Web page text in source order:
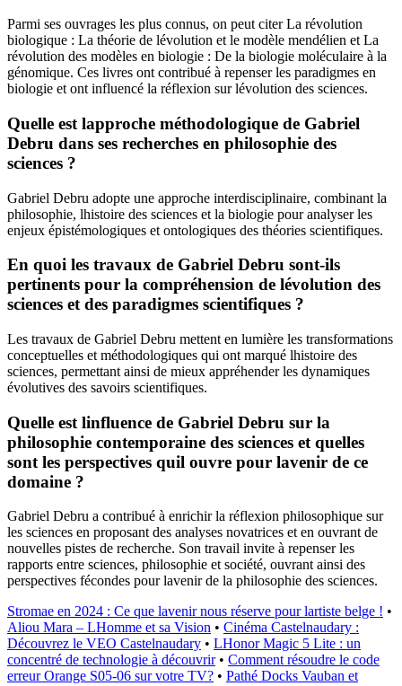
Parmi ses ouvrages les plus connus, on peut citer La révolution
biologique : La théorie de lévolution et le modèle mendélien et La
révolution des modèles en biologie : De la biologie moléculaire à la
génomique. Ces livres ont contribué à repenser les paradigmes en
biologie et ont influencé la réflexion sur lévolution des sciences.
Quelle est lapproche méthodologique de Gabriel
Debru dans ses recherches en philosophie des
sciences ?
Gabriel Debru adopte une approche interdisciplinaire, combinant la
philosophie, lhistoire des sciences et la biologie pour analyser les
enjeux épistémologiques et ontologiques des théories scientifiques.
En quoi les travaux de Gabriel Debru sont-ils
pertinents pour la compréhension de lévolution des
sciences et des paradigmes scientifiques ?
Les travaux de Gabriel Debru mettent en lumière les transformations
conceptuelles et méthodologiques qui ont marqué lhistoire des
sciences, permettant ainsi de mieux appréhender les dynamiques
évolutives des savoirs scientifiques.
Quelle est linfluence de Gabriel Debru sur la
philosophie contemporaine des sciences et quelles
sont les perspectives quil ouvre pour lavenir de ce
domaine ?
Gabriel Debru a contribué à enrichir la réflexion philosophique sur
les sciences en proposant des analyses novatrices et en ouvrant de
nouvelles pistes de recherche. Son travail invite à repenser les
rapports entre sciences, philosophie et société, ouvrant ainsi des
perspectives fécondes pour lavenir de la philosophie des sciences.
Stromae en 2024 : Ce que lavenir nous réserve pour lartiste belge ! •
Aliou Mara – LHomme et sa Vision • Cinéma Castelnaudary :
Découvrez le VEO Castelnaudary • LHonor Magic 5 Lite : un
concentré de technologie à découvrir• Comment résoudre le code
erreur Orange S05-06 sur votre TV? • Pathé Docks Vauban et